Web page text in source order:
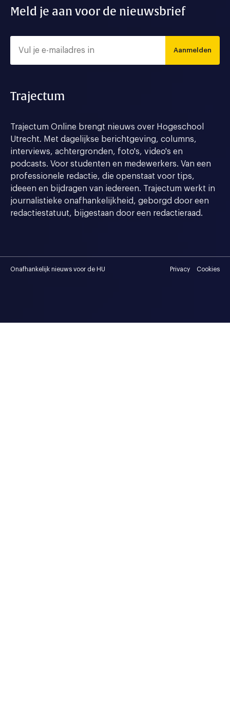
Meld je aan voor de nieuwsbrief
Aanmelden
Trajectum
Trajectum Online brengt nieuws over Hogeschool
Utrecht. Met dagelijkse berichtgeving, columns,
interviews, achtergronden, foto's, video's en
podcasts. Voor studenten en medewerkers. Van een
professionele redactie, die openstaat voor tips,
ideeen en bijdragen van iedereen. Trajectum werkt in
journalistieke onafhankelijkheid, geborgd door een
redactiestatuut, bijgestaan door een redactieraad.
Onafhankelijk nieuws voor de HU Privacy Cookies